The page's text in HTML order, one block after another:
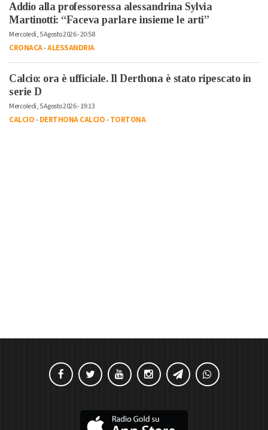
Addio alla professoressa alessandrina Sylvia
Martinotti: “Faceva parlare insieme le arti”
Mercoledì, 5 Agosto 2026 - 20:58
CRONACA-ALESSANDRIA
Calcio: ora è ufficiale. Il Derthona è stato ripescato in
serie D
Mercoledì, 5 Agosto 2026 - 19:13
CALCIO-DERTHONA CALCIO-TORTONA